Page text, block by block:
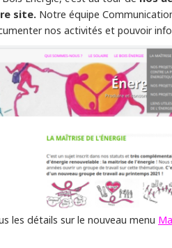
site. Notre équipe
nos activités et pouvoir
les détails sur le nouveau menu